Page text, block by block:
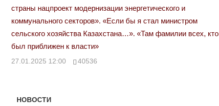
страны нацпроект модернизации энергетического и
коммунального секторов». «Если бы я стал министром
сельского хозяйства Казахстана…». «Там фамилии всех, кто
был приближен к власти»
27.01.2025 12:00 40536
НОВОСТИ